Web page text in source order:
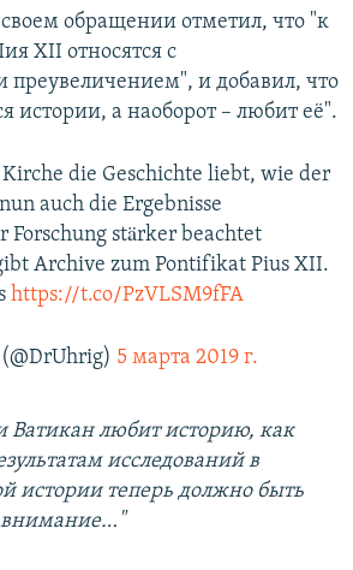
обращении отметил, что "к
XII относятся с
преувеличением", и добавил, что
истории, а наоборот – любит её".
die Geschichte liebt, wie der
auch die Ergebnisse
Forschung stärker beachtet
Archive zum Pontifikat Pius XII.
https://t.co/PzVLSM9fFA
5 марта 2019 г.
Ватикан любит историю, как
исследований в
истории теперь должно быть
внимание…"